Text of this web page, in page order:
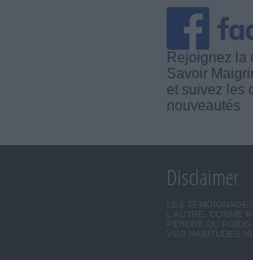
Rejoignez la
Savoir
et suivez les
nouveautés
Disclaimer
LES
L'AUTRE. COMME
PERDRE DU
VOS HABITUDES